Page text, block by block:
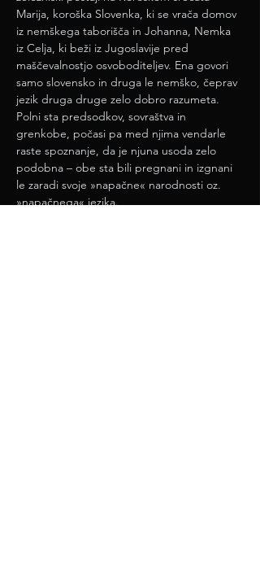
Marija, koroška Slovenka, ki se vrača domov
iz nemškega taborišča in Johanna, Nemka
iz Celja, ki beži iz Jugoslavije pred
maščevalnostjo osvoboditeljev. Ena govori
samo slovensko in druga le nemško, čeprav
jezik druga druge zelo dobro razumeta.
Polni sta predsodkov, sovraštva in
grenkobe, počasi pa med njima vendarle
raste spoznanje, da je njuna usoda zelo
podobna – obe sta bili pregnani in izgnani
le zaradi svoje »napačne« narodnosti oz.
»napačnega« jezika.